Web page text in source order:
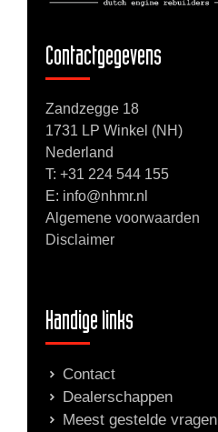
Contactgegevens
Zandzegge 18
1731 LP Winkel (NH)
Nederland
T: +31 224 544 155
E: info@nhmr.nl
Algemene voorwaarden
Disclaimer
Handige links
Contact
Dealerschappen
Meest gestelde vragen